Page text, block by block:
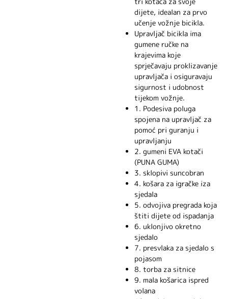
dijete, idealan za prvo
učenje vožnje bicikla.
Upravljač bicikla ima
gumene ručke na
krajevima koje
sprječavaju proklizavanje
upravljača i osiguravaju
sigurnost i udobnost
tijekom vožnje.
1. Podesiva poluga
spojena na upravljač za
pomoć pri guranju i
upravljanju
2. gumeni EVA kotači
(PUNA GUMA)
3. sklopivi suncobran
4. košara za igračke iza
sjedala
5. odvojiva pregrada koja
štiti dijete od ispadanja
6. uklonjivo okretno
sjedalo
7. presvlaka za sjedalo s
pojasom
8. torba za sitnice
9. mala košarica ispred
volana